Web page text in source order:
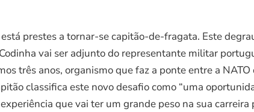
prestes a tornar-se capitão-de-fragata. Este
vai ser adjunto do representante militar
três anos, organismo que faz a ponte entre a
classifica este novo desafio como “uma
que vai ter um grande peso na sua